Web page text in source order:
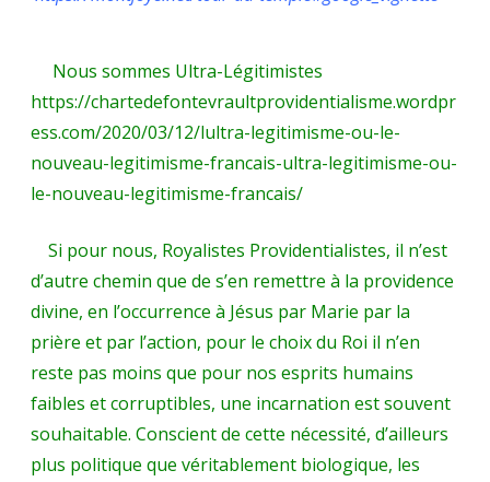
Nous sommes Ultra-Légitimistes
https://chartedefontevraultprovidentialisme.wordpr
ess.com/2020/03/12/lultra-legitimisme-ou-le-
nouveau-legitimisme-francais-ultra-legitimisme-ou-
le-nouveau-legitimisme-francais/
Si pour nous, Royalistes Providentialistes, il n’est
d’autre chemin que de s’en remettre à la providence
divine, en l’occurrence à Jésus par Marie par la
prière et par l’action, pour le choix du Roi il n’en
reste pas moins que pour nos esprits humains
faibles et corruptibles, une incarnation est souvent
souhaitable. Conscient de cette nécessité, d’ailleurs
plus politique que véritablement biologique, les